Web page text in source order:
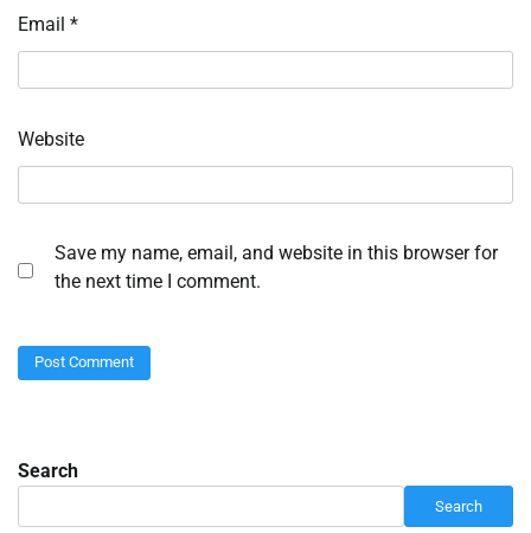
Email *
Website
Save my name, email, and website in this browser for
the next time I comment.
Search
Search